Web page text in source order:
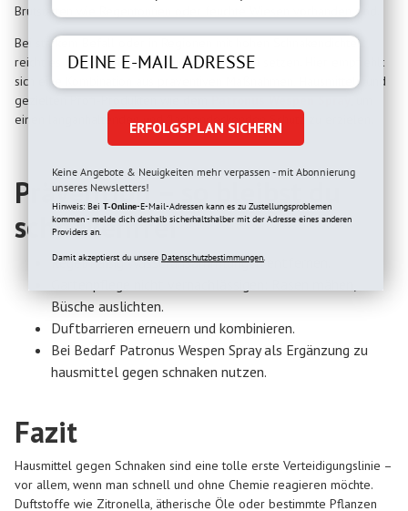
Brutstätten wie Regentonnen oder feuchte Wiesen vorhanden sind.
Bei starkem Befall oder in Regionen mit hohen Schnakendichten
reicht es oft nicht, nur auf natürliche Mittel zu setzen. Hier empfiehlt
sich eine Kombination aus präventiven Maßnahmen, Hausmitteln und
gezielten Profi-Produkten wie dem
einen langanhaltenden und flächendeckenden Schutz zu erzielen.
Prävention – so bleibst du
schnakenfrei
Regelmäßig Wasseransammlungen entfernen.
Büsche auslichten.
Duftbarrieren erneuern und kombinieren.
Bei Bedarf Patronus Wespen Spray als Ergänzung zu
hausmittel gegen schnaken nutzen.
Fazit
Hausmittel gegen Schnaken sind eine tolle erste Verteidigungslinie –
vor allem, wenn man schnell und ohne Chemie reagieren möchte.
Duftstoffe wie Zitronella, ätherische Öle oder bestimmte Pflanzen
ERFOLGSPLAN SICHERN
Keine Angebote & Neuigkeiten mehr verpassen - mit Abonnierung
unseres Newsletters!
Hinweis: Bei T-Online-E-Mail-Adressen kann es zu Zustellungsproblemen
kommen - melde dich deshalb sicherhaltshalber mit der Adresse eines anderen
Providers an.
Damit akzeptierst du unsere Datenschutzbestimmungen.